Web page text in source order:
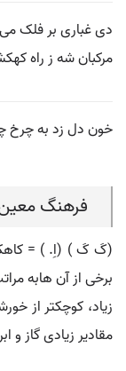
دی غباری بر فلک
مرکبان شه ز راه
خون دل زد به چرخ
فرهنگ
(کَ کَ ) (اِ. ) =
برخی از آن هابه
زیاد، کوچکتر از
مقادیر زیادی گاز و